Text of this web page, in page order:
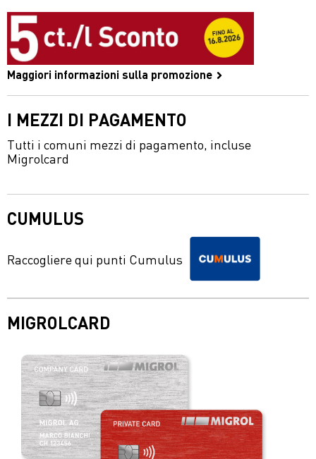
Maggiori informazioni sulla promozione
I MEZZI DI PAGAMENTO
Tutti i comuni mezzi di pagamento, incluse
Migrolcard
CUMULUS
Raccogliere qui punti Cumulus
MIGROLCARD